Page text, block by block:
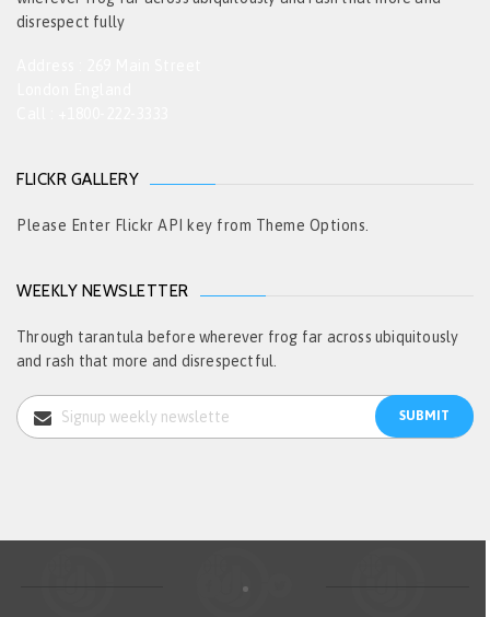
disrespect fully
FLICKR GALLERY
Please Enter Flickr API key from Theme Options.
WEEKLY NEWSLETTER
Through tarantula before wherever frog far across ubiquitously
and rash that more and disrespectful.